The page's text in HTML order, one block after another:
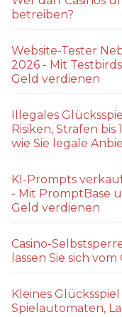
betreiben?
Website-Tester
2026 - Mit
Geld verdienen
Illegales
Risiken, Strafen
wie Sie legale
KI-Prompts
- Mit PromptBase
Geld verdienen
Casino-
lassen Sie sich
Kleines
Spielautomaten,